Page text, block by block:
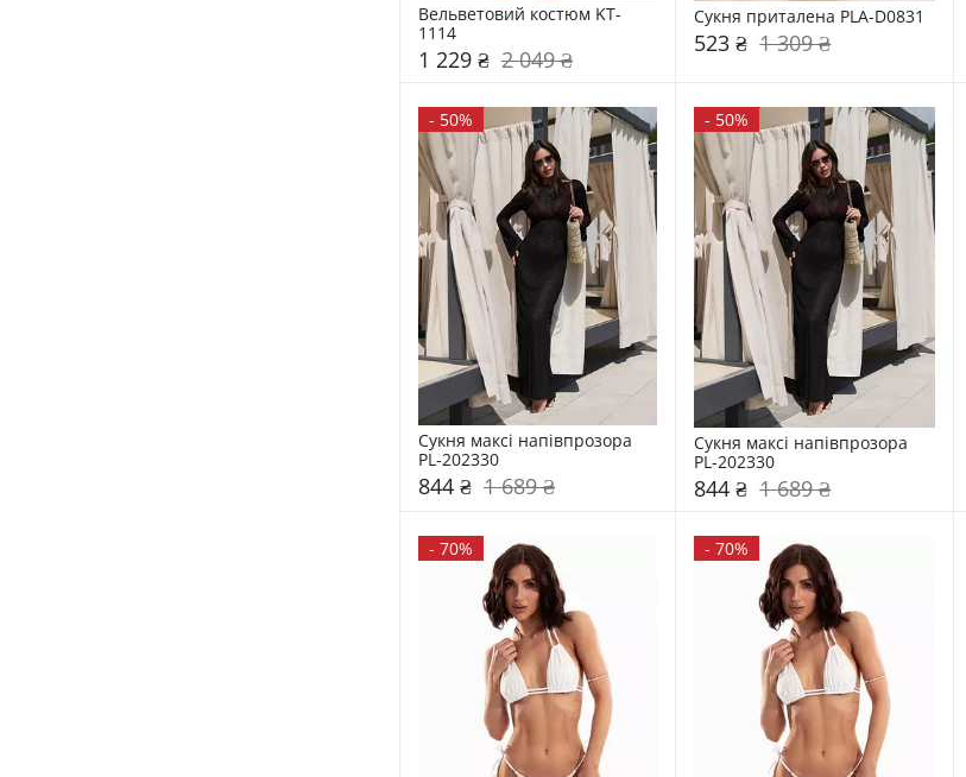
Вельветовий костюм KT-
1114
1 229 ₴ 2 049 ₴
Сукня приталена PLA-D0831
523 ₴ 1 309 ₴
- 50%
Сукня максі напівпрозора
PL-202330
844 ₴ 1 689 ₴
- 50%
Сукня максі напівпрозора
PL-202330
844 ₴ 1 689 ₴
- 70% -70%